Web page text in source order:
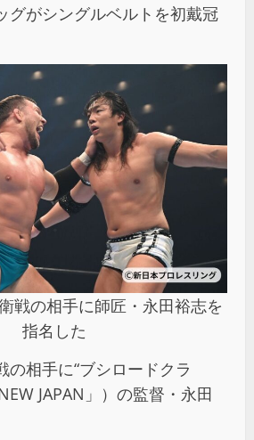
グがシングルベルトを初戴冠
戦の相手に師匠・永田裕志を
指名した
の相手に“ブシロードクラ
JAPAN」）の監督・永田